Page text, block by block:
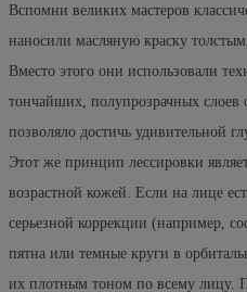
Вспомни великих мастеров
наносили масляную краску
Вместо этого они использовали
тончайших, полупрозрачных слоев
позволяло достичь удивительной
Этот же принцип лессировки
возрастной кожей. Если на лице
серьезной коррекции (например,
пятна или темные круги в
их плотным тоном по всему лицу.